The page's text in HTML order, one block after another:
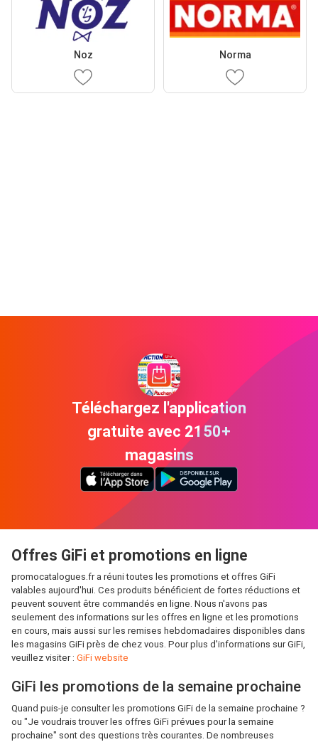
Noz Norma
Téléchargez l'application
gratuite avec 2150+
magasins
Offres GiFi et promotions en ligne
promocatalogues.fr a réuni toutes les promotions et offres GiFi
valables aujourd'hui. Ces produits bénéficient de fortes réductions et
peuvent souvent être commandés en ligne. Nous n'avons pas
seulement des informations sur les offres en ligne et les promotions
en cours, mais aussi sur les remises hebdomadaires disponibles dans
les magasins GiFi près de chez vous. Pour plus d'informations sur GiFi,
veuillez visiter : GiFi website
GiFi les promotions de la semaine prochaine
Quand puis-je consulter les promotions GiFi de la semaine prochaine ?
ou "Je voudrais trouver les offres GiFi prévues pour la semaine
prochaine" sont des questions très courantes. De nombreuses